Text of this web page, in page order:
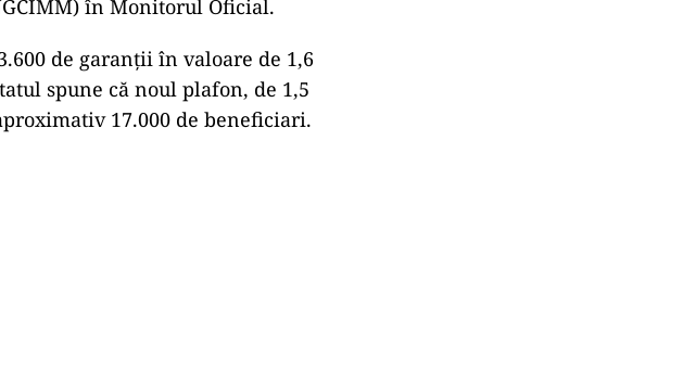
în Monitorul Oficial.
de garanții în valoare de 1,6
spune că noul plafon, de 1,5
17.000 de beneficiari.